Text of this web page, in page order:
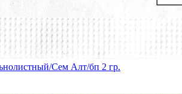
Сем Алт/бп 2 гр.